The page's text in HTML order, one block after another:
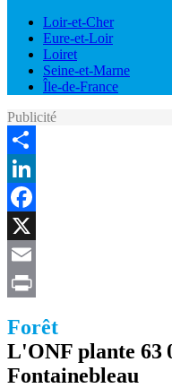
Loir-et-Cher
Eure-et-Loir
Loiret
Seine-et-Marne
Île-de-France
Publicité
Share
LinkedIn
Facebook
X
Email
Forêt
L'ONF plante 63
Fontainebleau